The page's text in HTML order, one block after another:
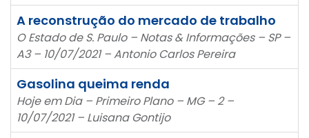
A reconstrução do mercado de trabalho
O Estado de S. Paulo – Notas & Informações – SP –
A3 – 10/07/2021 – Antonio Carlos Pereira
Gasolina queima renda
Hoje em Dia – Primeiro Plano – MG – 2 –
10/07/2021 – Luisana Gontijo